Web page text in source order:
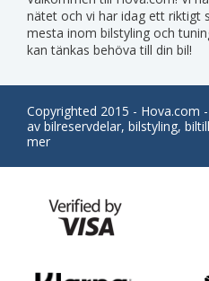
nätet och vi har idag ett riktigt
mesta inom bilstyling och
kan tänkas behöva till din bil!
Copyrighted 2015 - Hova.com
av bilreservdelar, bilstyling,
mer